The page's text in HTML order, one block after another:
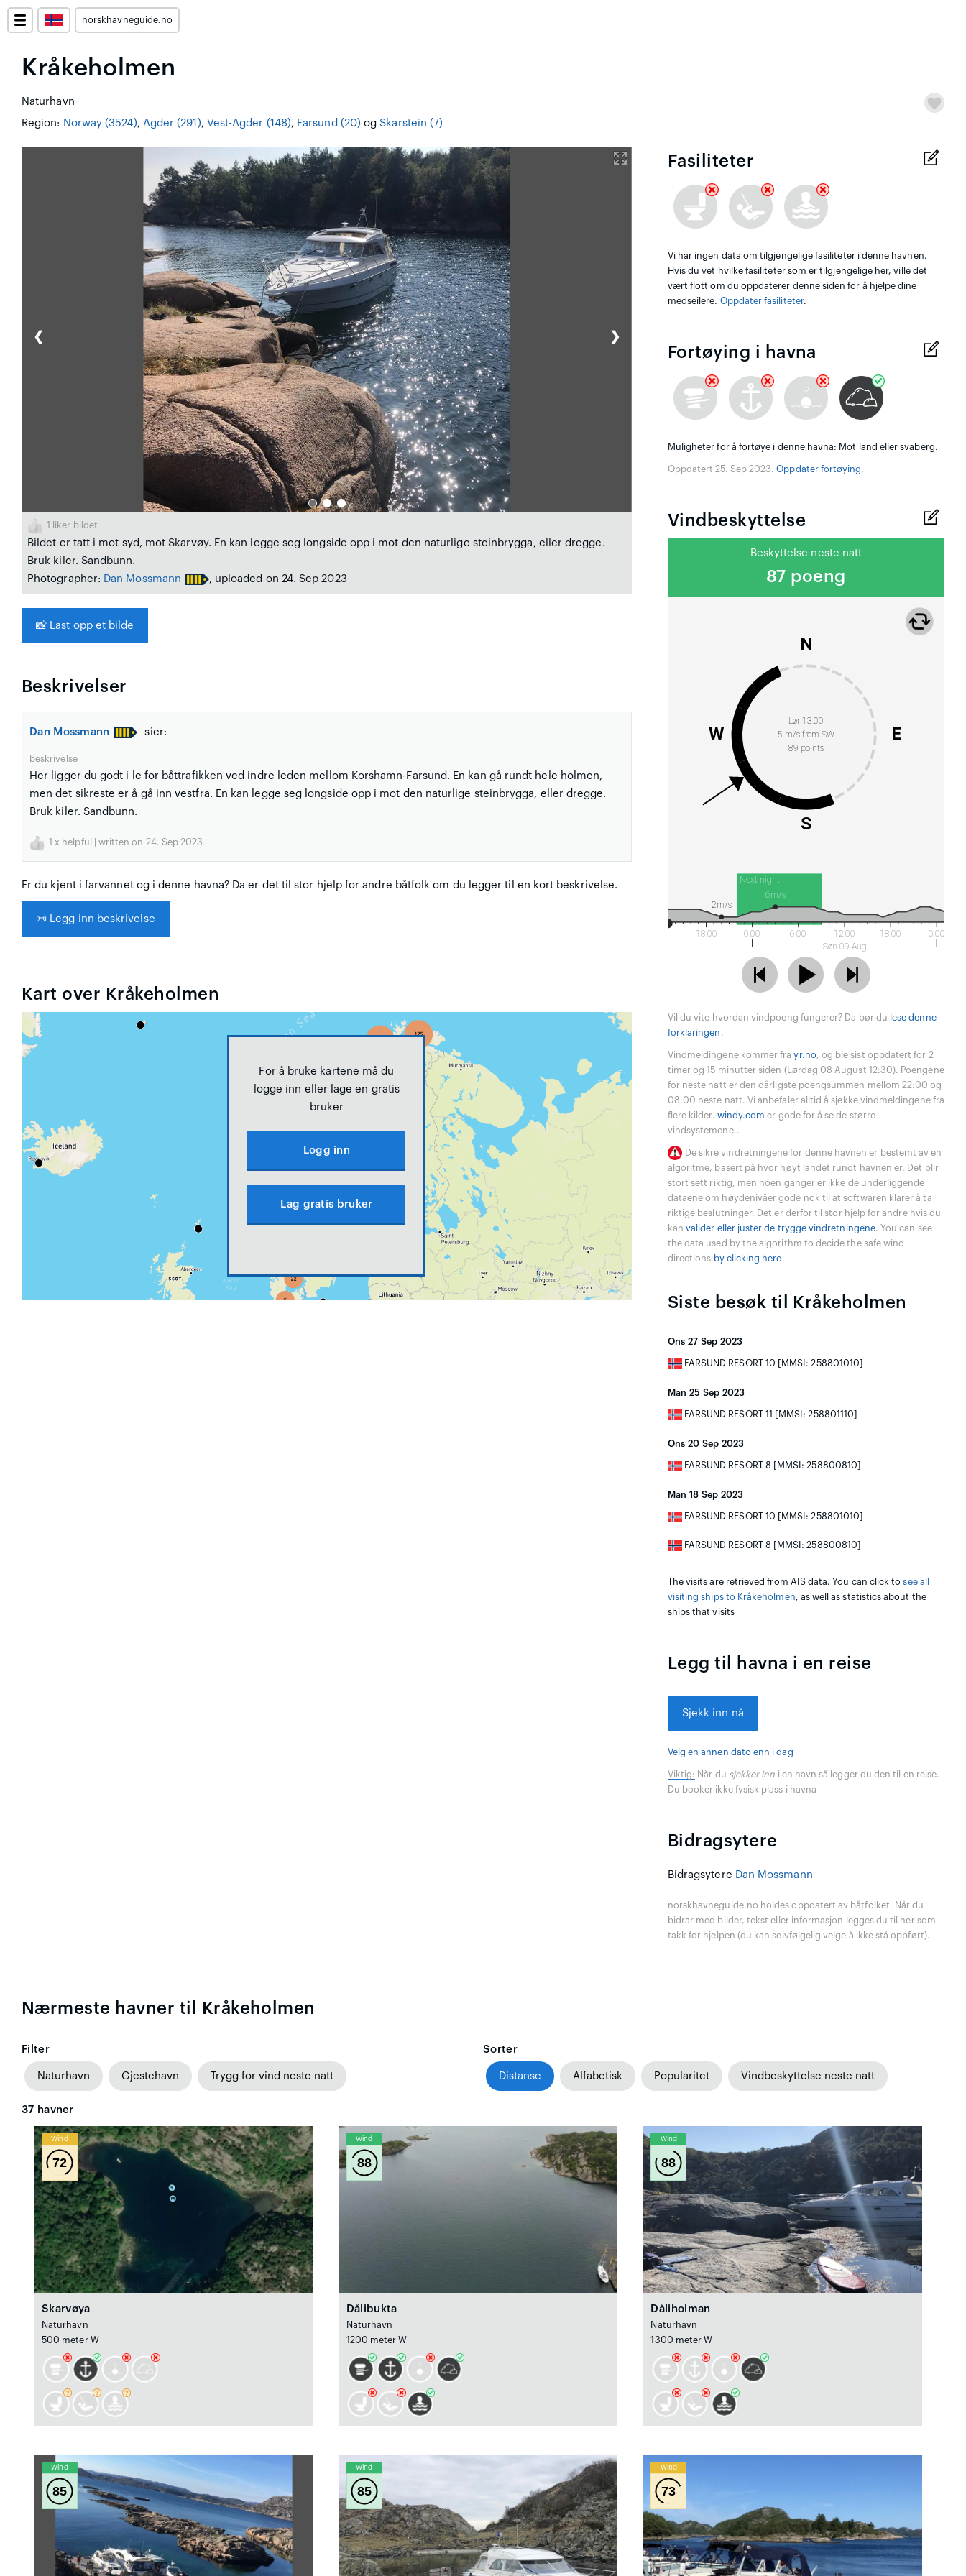
norskhavneguide.no
Kråkeholmen
Naturhavn
Region: Norway (3524), Agder (291), Vest-Agder (148), Farsund (20) og Skarstein (7)
❮ ❯
1 liker bildet
Bildet er tatt i mot syd, mot Skarvøy. En kan legge seg longside opp i mot den naturlige steinbrygga, eller dregge.
Bruk kiler. Sandbunn.
Photographer: Dan Mossmann , uploaded on 24. Sep 2023
📸 Last opp et bilde
Beskrivelser
Dan Mossmann sier:
beskrivelse
Her ligger du godt i le for båttrafikken ved indre leden mellom Korshamn-Farsund. En kan gå rundt hele holmen,
men det sikreste er å gå inn vestfra. En kan legge seg longside opp i mot den naturlige steinbrygga, eller dregge.
Bruk kiler. Sandbunn.
1 x helpful | written on 24. Sep 2023
Er du kjent i farvannet og i denne havna? Da er det til stor hjelp for andre båtfolk om du legger til en kort beskrivelse.
📜 Legg inn beskrivelse
Kart over Kråkeholmen
For å bruke kartene må du
logge inn eller lage en gratis
bruker
Logg inn
Lag gratis bruker
Fasiliteter
Vi har ingen data om tilgjengelige fasiliteter i denne havnen.
Hvis du vet hvilke fasiliteter som er tilgjengelige her, ville det
vært flott om du oppdaterer denne siden for å hjelpe dine
medseilere. Oppdater fasiliteter.
Fortøying i havna
Muligheter for å fortøye i denne havna: Mot land eller svaberg.
Oppdatert 25. Sep 2023.Oppdater fortøying.
Vindbeskyttelse
Beskyttelse neste natt
87 poeng
Lør 13:00
5 m/s from SW
89 points
N
E
S
W
Next night
18:00 0:00 6:00
12:00
Søn 09 Aug
18:00 0:00
6m/s
2m/s
Vil du vite hvordan vindpoeng fungerer? Da bør du lese denne
forklaringen .
Vindmeldingene kommer frayr.no, og ble sist oppdatert for 2
timer og 15 minutter siden (Lørdag 08 August 12:30). Poengene
for neste natt er den dårligste poengsummen mellom 22:00 og
08:00 neste natt. Vi anbefaler alltid å sjekke vindmeldingene fra
flere kilder. windy.com er gode for å se de større
vindsystemene..
De sikre vindretningene for denne havnen er bestemt av en
algoritme, basert på hvor høyt landet rundt havnen er. Det blir
stort sett riktig, men noen ganger er ikke de underliggende
dataene om høydenivåer gode nok til at softwaren klarer å ta
riktige beslutninger. Det er derfor til stor hjelp for andre hvis du
kanvalider eller juster de trygge vindretningene. You can see
the data used by the algorithm to decide the safe wind
directions by clicking here.
Siste besøk til Kråkeholmen
Ons 27 Sep 2023
FARSUND RESORT 10 [MMSI: 258801010]
Man 25 Sep 2023
FARSUND RESORT 11 [MMSI: 258801110]
Ons 20 Sep 2023
FARSUND RESORT 8 [MMSI: 258800810]
Man 18 Sep 2023
FARSUND RESORT 10 [MMSI: 258801010]
FARSUND RESORT 8 [MMSI: 258800810]
The visits are retrieved from AIS data. You can click tosee all
visiting ships to Kråkeholmen, as well as statistics about the
ships that visits
Legg til havna i en reise
Sjekk inn nå
Velg en annen dato enn i dag
Viktig: Når du sjekker inn i en havn så legger du den til en reise.
Du booker ikke fysisk plass i havna
Bidragsytere
Bidragsytere Dan Mossmann
norskhavneguide.no holdes oppdatert av båtfolket. Når du
bidrar med bilder, tekst eller informasjon legges du til her som
takk for hjelpen (du kan selvfølgelig velge å ikke stå oppført).
Nærmeste havner til Kråkeholmen
Filter
Naturhavn Gjestehavn Trygg for vind neste natt
Sorter
Distanse Alfabetisk Popularitet Vindbeskyttelse neste natt
37 havner
Wind
72
Skarvøya
Naturhavn
500 meter W
Wind
88
Dålibukta
Naturhavn
1200 meter W
Wind
88
Dåliholman
Naturhavn
1300 meter W
Wind
85
Wind
85
Wind
73